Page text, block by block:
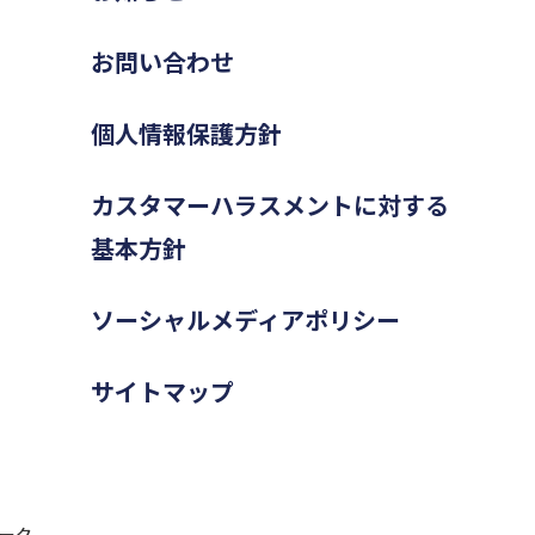
お問い合わせ
個人情報保護方針
カスタマーハラスメントに対する
基本方針
ソーシャルメディアポリシー
サイトマップ